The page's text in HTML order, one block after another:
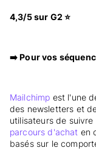
4,3/5 sur G2 ⭐
➡️ Pour vos
Mailchimp est l'une
des newsletters et
utilisateurs de
parcours d'achat en
basés sur le